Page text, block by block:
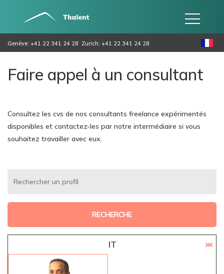
Genève: +41 22 341 24 28 Zurich: +41 22 341 24 28
Faire appel à un consultant
Consultez les cvs de nos consultants freelance expérimentés
disponibles et contactez-les par notre intermédiaire si vous
souhaitez travailler avec eux.
IT